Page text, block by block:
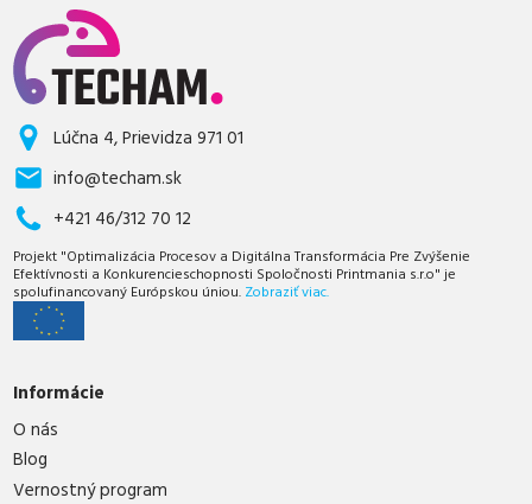
Lúčna 4, Prievidza 971 01
info@techam.sk
+421 46/312 70 12
Projekt "Optimalizácia Procesov a Digitálna Transformácia Pre Zvýšenie
Efektívnosti a Konkurencieschopnosti Spoločnosti Printmania s.r.o" je
spolufinancovaný Európskou úniou. Zobraziť viac.
Informácie
O nás
Blog
Vernostný program